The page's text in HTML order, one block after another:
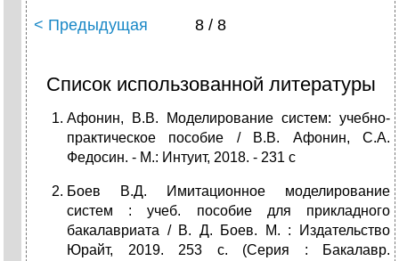
< Предыдущая 8 / 8
Список использованной литературы
Афонин, В.В. Моделирование систем: учебно-
практическое пособие / В.В. Афонин, С.А.
Федосин. - М.: Интуит, 2018. - 231 c
Боев В.Д. Имитационное моделирование
систем : учеб. пособие для прикладного
бакалавриата / В. Д. Боев. М. : Издательство
Юрайт, 2019. 253 с. (Серия : Бакалавр.